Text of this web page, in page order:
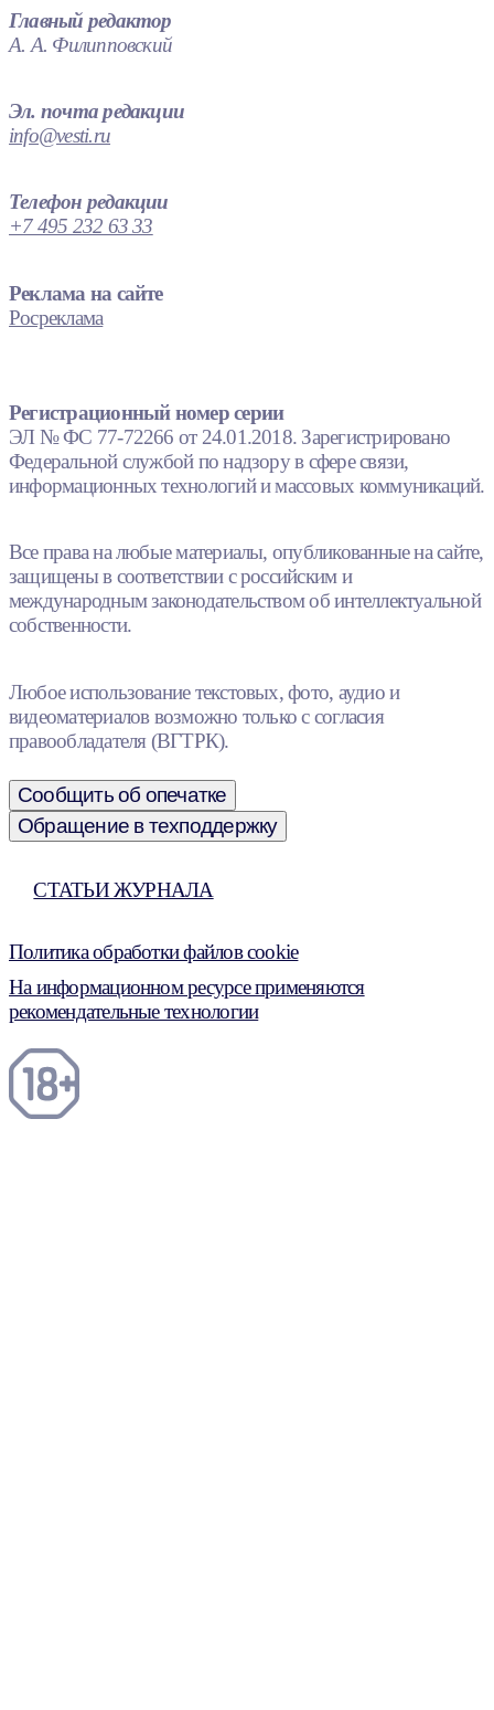
Главный редактор
А. А. Филипповский
Эл. почта редакции
info@vesti.ru
Телефон редакции
+7 495 232 63 33
Реклама на сайте
Росреклама
Регистрационный номер серии
ЭЛ № ФС 77-72266 от 24.01.2018. Зарегистрировано
Федеральной службой по надзору в сфере связи,
информационных технологий и массовых коммуникаций.
Все права на любые материалы, опубликованные на сайте,
защищены в соответствии с российским и
международным законодательством об интеллектуальной
собственности.
Любое использование текстовых, фото, аудио и
видеоматериалов возможно только с согласия
правообладателя (ВГТРК).
Сообщить об опечатке
Обращение в техподдержку
СТАТЬИ ЖУРНАЛА
Политика обработки файлов cookie
На информационном ресурсе применяются
рекомендательные технологии